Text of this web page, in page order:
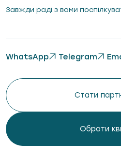
Завжди раді з вами
WhatsApp Telegram
Стати
Обрати